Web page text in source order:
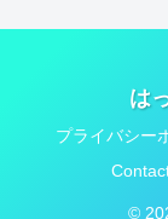
は
プライバシー
©